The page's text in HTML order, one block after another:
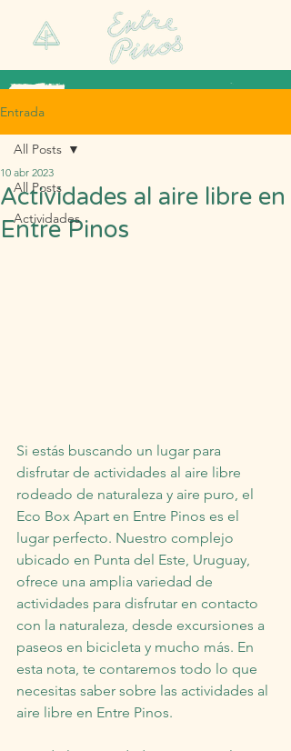
Entrada
All Posts
Actividades
All Posts
Actividades al aire libre en
Entre Pinos
10 abr 2023
Si estás buscando un lugar para
disfrutar de actividades al aire libre
rodeado de naturaleza y aire puro, el
Eco Box Apart en Entre Pinos es el
lugar perfecto. Nuestro complejo
ubicado en Punta del Este, Uruguay,
ofrece una amplia variedad de
actividades para disfrutar en contacto
con la naturaleza, desde excursiones a
paseos en bicicleta y mucho más. En
esta nota, te contaremos todo lo que
necesitas saber sobre las actividades al
aire libre en Entre Pinos.